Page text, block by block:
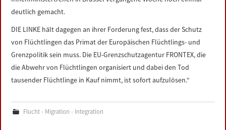
deutlich gemacht.
DIE LINKE hält dagegen an ihrer Forderung fest, dass der Schutz
von Flüchtlingen das Primat der Europäischen Flüchtlings- und
Grenzpolitik sein muss. Die EU-Grenzschutzagentur FRONTEX, die
die Abwehr von Flüchtlingen organisiert und dabei den Tod
tausender Flüchtlinge in Kauf nimmt, ist sofort aufzulösen.“
Flucht - Migration - Integration